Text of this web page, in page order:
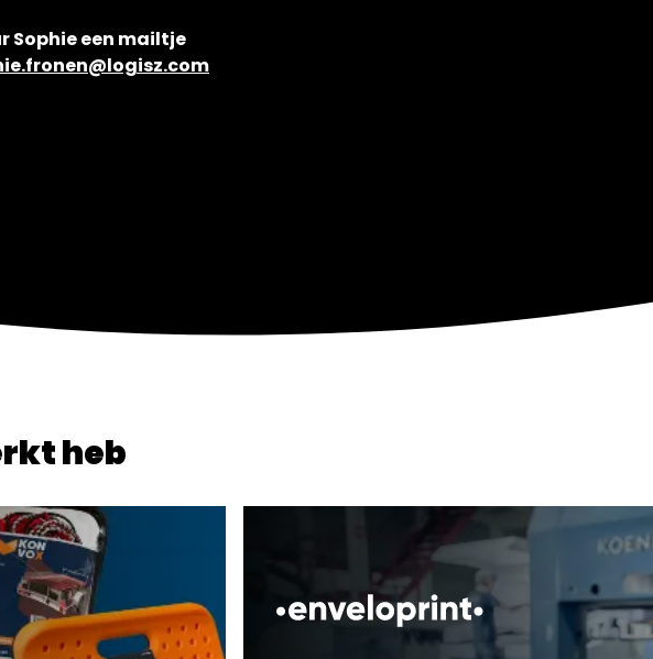
Sophie een mailtje
heb